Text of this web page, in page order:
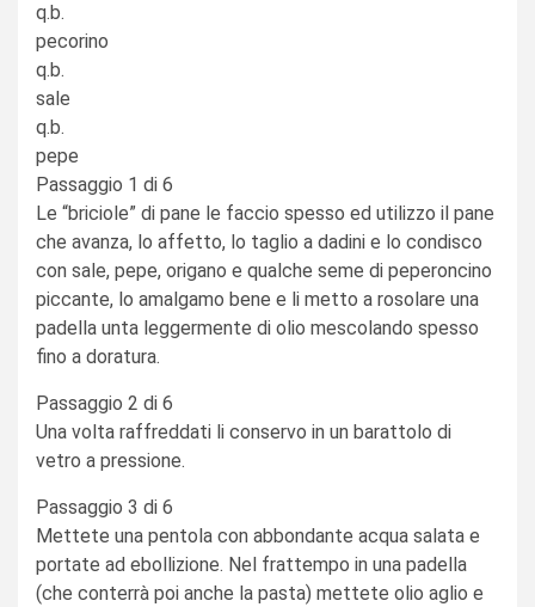
q.b.
pecorino
q.b.
sale
q.b.
pepe
Passaggio 1 di 6
Le “briciole” di pane le faccio spesso ed utilizzo il pane
che avanza, lo affetto, lo taglio a dadini e lo condisco
con sale, pepe, origano e qualche seme di peperoncino
piccante, lo amalgamo bene e li metto a rosolare una
padella unta leggermente di olio mescolando spesso
fino a doratura.
Passaggio 2 di 6
Una volta raffreddati li conservo in un barattolo di
vetro a pressione.
Passaggio 3 di 6
Mettete una pentola con abbondante acqua salata e
portate ad ebollizione. Nel frattempo in una padella
(che conterrà poi anche la pasta) mettete olio aglio e